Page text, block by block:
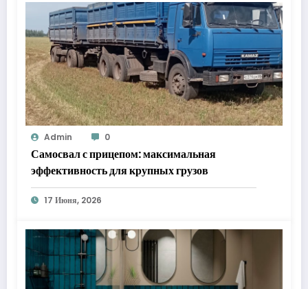
Admin 0
Самосвал с прицепом: максимальная
эффективность для крупных грузов
17 Июня, 2026